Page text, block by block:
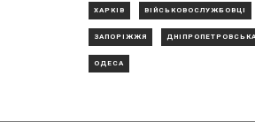
ХАРКІВ ВІЙСЬКОВОСЛУЖБОВЦІ
ЗАПОРІЖЖЯ
ОДЕСА